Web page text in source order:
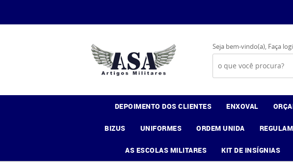
Seja bem-vindo(a), Faça
DEPOIMENTO DOS CLIENTES ENXOVAL
BIZUS UNIFORMES ORDEM UNIDA
AS ESCOLAS MILITARES KIT DE INSÍGNIAS